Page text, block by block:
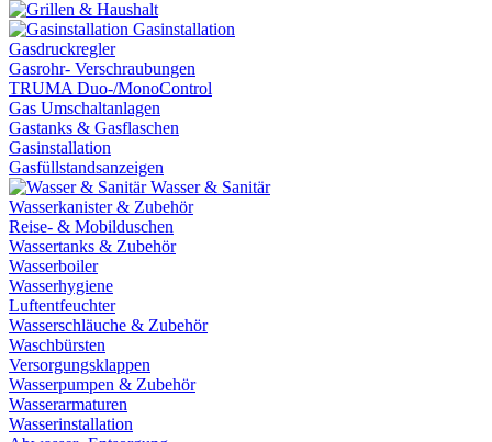
Gasinstallation
Gasdruckregler
Gasrohr- Verschraubungen
TRUMA Duo-/MonoControl
Gas Umschaltanlagen
Gastanks & Gasflaschen
Gasinstallation
Gasfüllstandsanzeigen
Wasser & Sanitär
Wasserkanister & Zubehör
Reise- & Mobilduschen
Wassertanks & Zubehör
Wasserboiler
Wasserhygiene
Luftentfeuchter
Wasserschläuche & Zubehör
Waschbürsten
Versorgungsklappen
Wasserpumpen & Zubehör
Wasserarmaturen
Wasserinstallation